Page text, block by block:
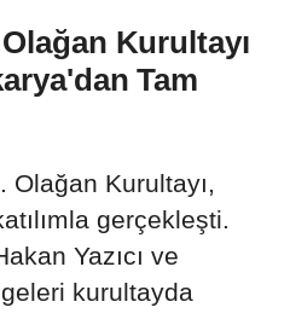
Kurultayı
Tam
Olağan Kurultayı,
gerçekleşti.
Yazıcı ve
kurultayda